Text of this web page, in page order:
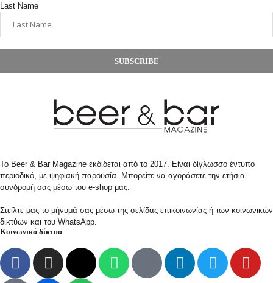
Last Name
SUBSCRIBE
Το Beer & Bar Magazine εκδίδεται από το 2017. Είναι δίγλωσσο έντυπο
περιοδικό, με ψηφιακή παρουσία. Μπορείτε να αγοράσετε την ετήσια
συνδρομή σας μέσω του e-shop μας.
Στείλτε μας το μήνυμά σας μέσω της σελίδας επικοινωνίας ή των κοινωνικών
δικτύων και του WhatsApp.
Κοινωνικά δίκτυα